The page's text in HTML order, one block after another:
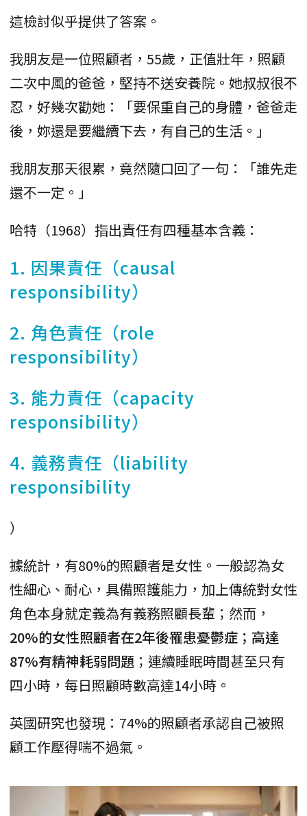
這檢討似乎提供了答案。
我朋友是一位照顧者，55歲，正值壯年，照顧
二次中風的爸爸，堅持不送安養院。她叔叔很不
忍，好幾次勸她：「要保重自己的身體，爸爸走
後，妳還是要繼續下去，有自己的生活。」
我朋友那天很累，竟然隨口回了一句：「誰先走
還不一定。」
哈特（1968）指出責任有四種基本含義：
1. 因果責任（causal
responsibility）
2. 角色責任（role
responsibility）
3. 能力責任（capacity
responsibility）
4. 義務責任（liability
responsibility
）
據統計，有80%的照顧者是女性。一般認為女
性細心、耐心，具備照護能力，加上傳統對女性
角色本身就定義為有義務照顧長輩；然而，
20%的女性照顧者在2年後罹患憂鬱症；高達
87%有精神耗弱問題 ；連續睡眠時間甚至只有
四小時，每日照顧時數高達14小時。
英國研究也發現：74%的照顧者承認自己被照
顧工作壓得喘不過氣。